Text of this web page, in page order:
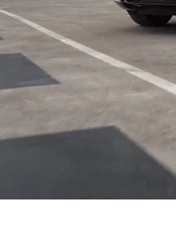
doet.
Bekijk onze
jouw hart
Kom werken bij
Autohart van